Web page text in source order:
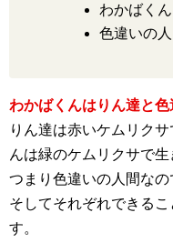
わかばく
色違いの
わかばくんはりん達と色
りん達は赤いケムリク
んは緑のケムリクサで生
つまり色違いの人間なの
そしてそれぞれできる
す。